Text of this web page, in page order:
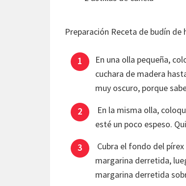
Preparación Receta de budín de
En una olla pequeña,
cuchara de madera
muy oscuro, porque
En la misma olla,
esté un poco espeso.
Cubra el fondo del
margarina derretida,
margarina derretida